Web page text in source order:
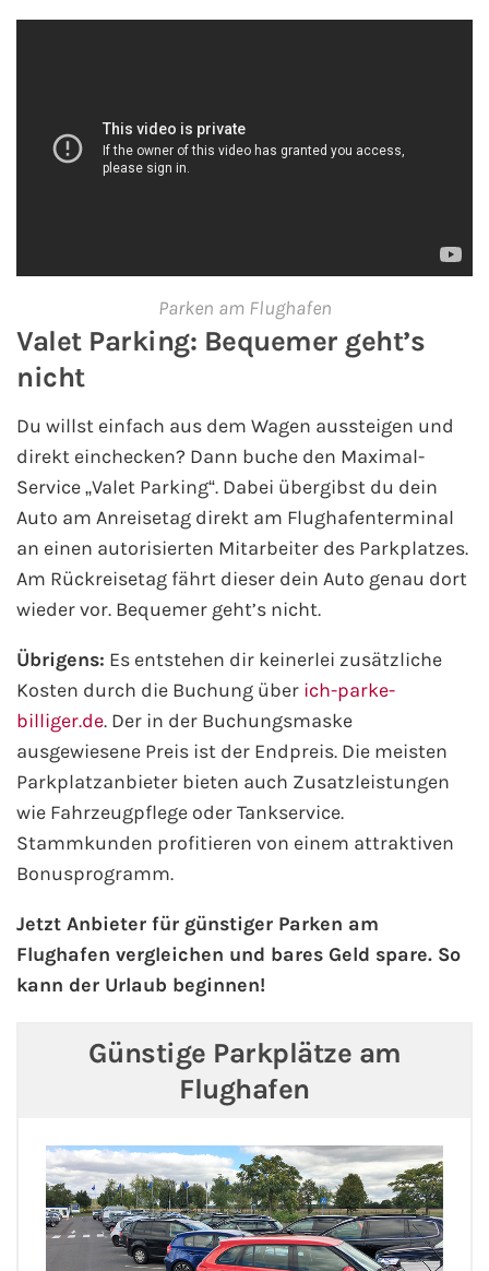
Kanaren-Kreuzfahrt
Ostsee-Kreuzfahrt
Westeuropa-Kreuzfahrt
Norwegen-Kreuzfahrt
Orient-Kreuzfahrt
Weltreise-Kreuzfahrt
Reedereien
AIDA Cruises
TUI Cruises
MSC Kreuzfahrten
Costa Kreuzfahrten
Phoenix Reisen
Hapag-Lloyd Cruises
Cunard Line
Hurtigruten
Norwegian Cruise Line
Royal Caribbean International
PLANTOURS Kreuzfahrten
Alle Reedereien
Parken am Flughafen
Valet Parking: Bequemer geht’s
nicht
Du willst einfach aus dem Wagen aussteigen und
direkt einchecken? Dann buche den Maximal-
Service „Valet Parking“. Dabei übergibst du dein
Auto am Anreisetag direkt am Flughafenterminal
an einen autorisierten Mitarbeiter des Parkplatzes.
Am Rückreisetag fährt dieser dein Auto genau dort
wieder vor. Bequemer geht’s nicht.
Übrigens: Es entstehen dir keinerlei zusätzliche
Kosten durch die Buchung über ich-parke-
billiger.de. Der in der Buchungsmaske
ausgewiesene Preis ist der Endpreis. Die meisten
Parkplatzanbieter bieten auch Zusatzleistungen
wie Fahrzeugpflege oder Tankservice.
Stammkunden profitieren von einem attraktiven
Bonusprogramm.
Jetzt Anbieter für günstiger Parken am
Flughafen vergleichen und bares Geld spare. So
kann der Urlaub beginnen!
Günstige Parkplätze am
Flughafen